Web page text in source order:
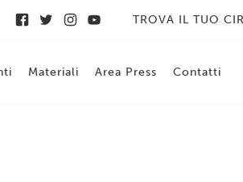
TROVA IL TUO
Materiali Area Press Contatti